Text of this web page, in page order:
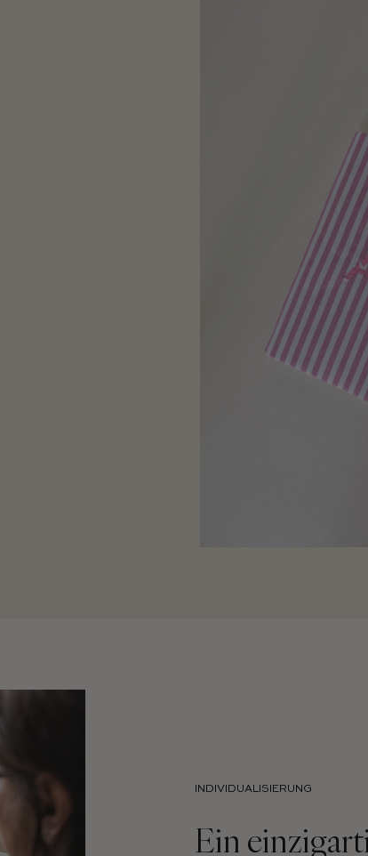
INDIVIDUALISIERUNG
Ein